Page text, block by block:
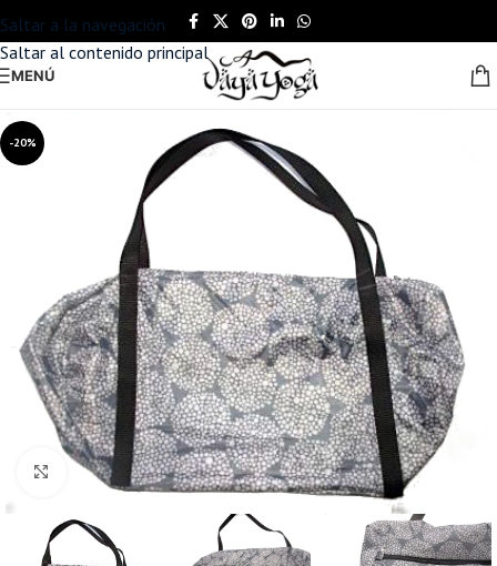
Saltar a la navegación
Saltar al contenido principal
MENÚ
-20%
Haga clic para ampliar